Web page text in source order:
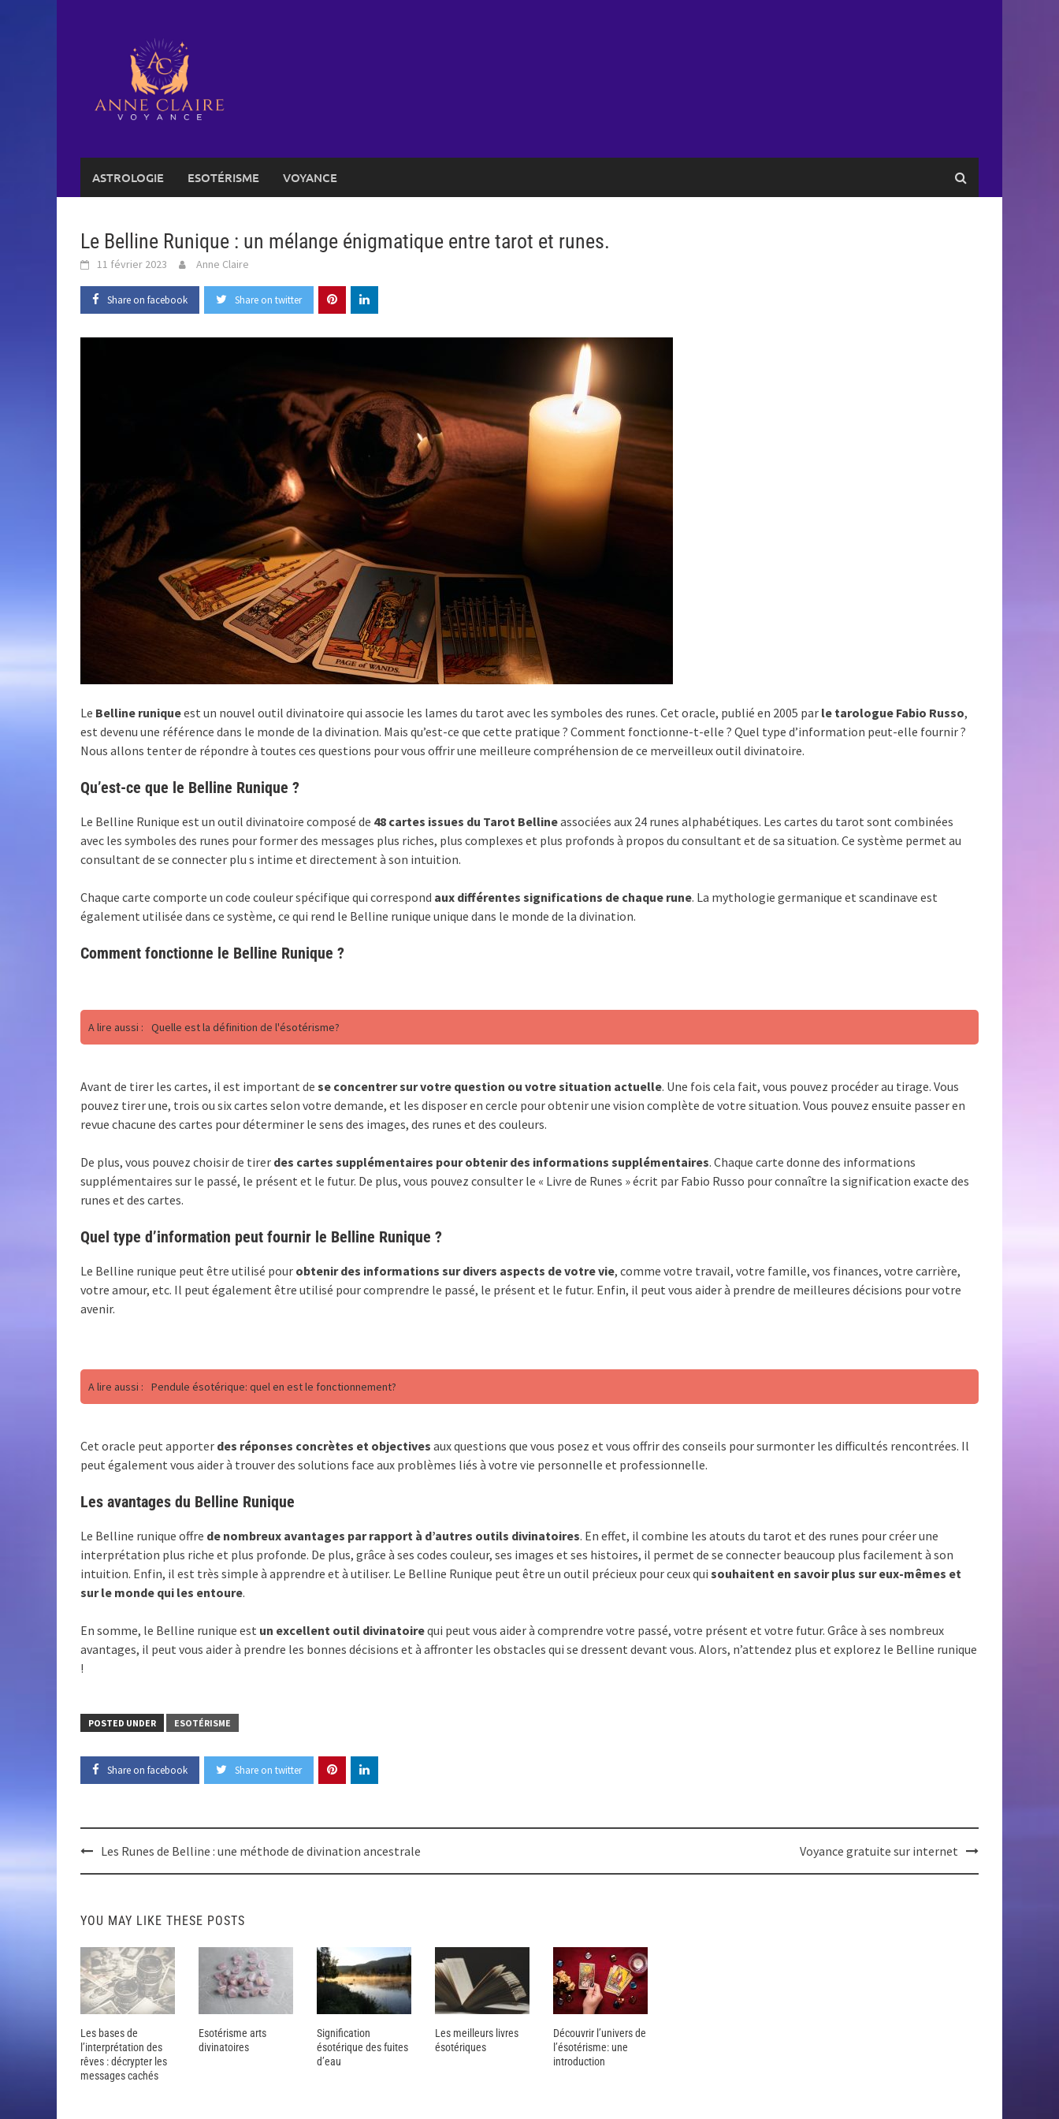
ASTROLOGIE ESOTÉRISME VOYANCE
Le Belline Runique : un mélange énigmatique entre tarot et runes.
11 février 2023 Anne Claire
Share on facebook Share on twitter
Le Belline runiqueest un nouvel outil divinatoire qui associe les lames du tarot avec les symboles des runes. Cet oracle, publié en 2005 par le tarologue Fabio Russo,
est devenu une référence dans le monde de la divination. Mais qu’est-ce que cette pratique ? Comment fonctionne-t-elle ? Quel type d’information peut-elle fournir ?
Nous allons tenter de répondre à toutes ces questions pour vous offrir une meilleure compréhension de ce merveilleux outil divinatoire.
Qu’est-ce que le Belline Runique ?
Le Belline Runique est un outil divinatoire composé de 48 cartes issues du Tarot Bellineassociées aux 24 runes alphabétiques. Les cartes du tarot sont combinées
avec les symboles des runes pour former des messages plus riches, plus complexes et plus profonds à propos du consultant et de sa situation. Ce système permet au
consultant de se connecter plu s intime et directement à son intuition.
Chaque carte comporte un code couleur spécifique qui correspond aux différentes significations de chaque rune. La mythologie germanique et scandinave est
également utilisée dans ce système, ce qui rend le Belline runique unique dans le monde de la divination.
Comment fonctionne le Belline Runique ?
A lire aussi : Quelle est la définition de l'ésotérisme?
Avant de tirer les cartes, il est important de se concentrer sur votre question ou votre situation actuelle. Une fois cela fait, vous pouvez procéder au tirage. Vous
pouvez tirer une, trois ou six cartes selon votre demande, et les disposer en cercle pour obtenir une vision complète de votre situation. Vous pouvez ensuite passer en
revue chacune des cartes pour déterminer le sens des images, des runes et des couleurs.
De plus, vous pouvez choisir de tirer des cartes supplémentaires pour obtenir des informations supplémentaires. Chaque carte donne des informations
supplémentaires sur le passé, le présent et le futur. De plus, vous pouvez consulter le « Livre de Runes » écrit par Fabio Russo pour connaître la signification exacte des
runes et des cartes.
Quel type d’information peut fournir le Belline Runique ?
Le Belline runique peut être utilisé pour obtenir des informations sur divers aspects de votre vie, comme votre travail, votre famille, vos finances, votre carrière,
votre amour, etc. Il peut également être utilisé pour comprendre le passé, le présent et le futur. Enfin, il peut vous aider à prendre de meilleures décisions pour votre
avenir.
A lire aussi : Pendule ésotérique: quel en est le fonctionnement?
Cet oracle peut apporter des réponses concrètes et objectives aux questions que vous posez et vous offrir des conseils pour surmonter les difficultés rencontrées. Il
peut également vous aider à trouver des solutions face aux problèmes liés à votre vie personnelle et professionnelle.
Les avantages du Belline Runique
Le Belline runique offre de nombreux avantages par rapport à d’autres outils divinatoires. En effet, il combine les atouts du tarot et des runes pour créer une
interprétation plus riche et plus profonde. De plus, grâce à ses codes couleur, ses images et ses histoires, il permet de se connecter beaucoup plus facilement à son
intuition. Enfin, il est très simple à apprendre et à utiliser. Le Belline Runique peut être un outil précieux pour ceux qui souhaitent en savoir plus sur eux-mêmes et
sur le monde qui les entoure.
En somme, le Belline runique est un excellent outil divinatoirequi peut vous aider à comprendre votre passé, votre présent et votre futur. Grâce à ses nombreux
avantages, il peut vous aider à prendre les bonnes décisions et à affronter les obstacles qui se dressent devant vous. Alors, n’attendez plus et explorez le Belline runique
!
POSTED UNDER ESOTÉRISME
Share on facebook Share on twitter
PostLes Runes de Belline : une méthode de divination ancestrale Voyance gratuite sur internet
YOU MAY LIKE THESE POSTS
Les bases de
l’interprétation des
rêves : décrypter les
messages cachés
Esotérisme arts
divinatoires
Signification
ésotérique des fuites
d’eau
Les meilleurs livres
ésotériques
Découvrir l’univers de
l’ésotérisme: une
introduction